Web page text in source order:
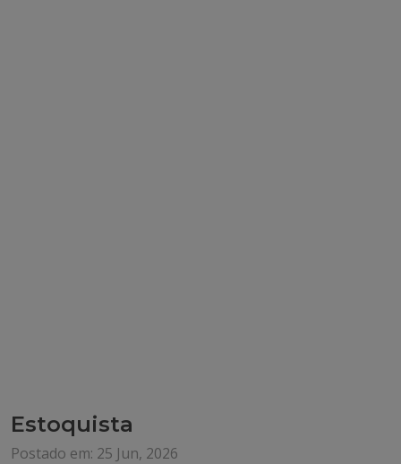
Estoquista
Postado em: 25 Jun, 2026